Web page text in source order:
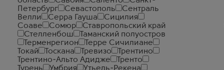
Петербург
Севастополь
Сентраль
Велли
Серра Гауша
Сицилия
Соаве
Сомюр
Ставропольский край
Стелленбош
Таманский полуостров
Терменрегион
Терре Сичилиане
Токай
Тоскана Тревизо
Трентино
Трентино-Альто Адидже
Тренто